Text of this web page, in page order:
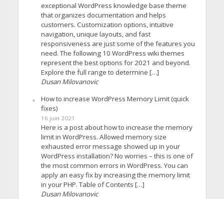
exceptional WordPress knowledge base theme
that organizes documentation and helps
customers. Customization options, intuitive
navigation, unique layouts, and fast
responsiveness are just some of the features you
need. The following 10 WordPress wiki themes
represent the best options for 2021 and beyond.
Explore the full range to determine […]
Dusan Milovanovic
How to increase WordPress Memory Limit (quick
fixes)
16 juin 2021
Here is a post about how to increase the memory
limit in WordPress. Allowed memory size
exhausted error message showed up in your
WordPress installation? No worries – this is one of
the most common errors in WordPress. You can
apply an easy fix by increasing the memory limit
in your PHP. Table of Contents […]
Dusan Milovanovic